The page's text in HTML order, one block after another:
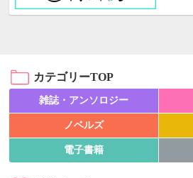
カテゴリーTOP
雑誌・アンソロジー
ノベルズ
電子書籍